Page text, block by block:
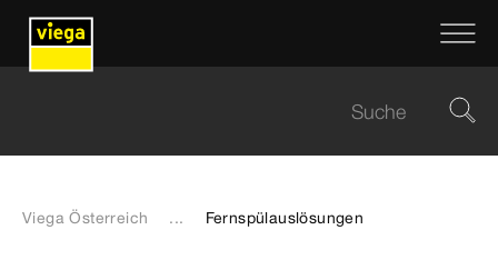
Viega Österreich ... Fernspülauslösungen